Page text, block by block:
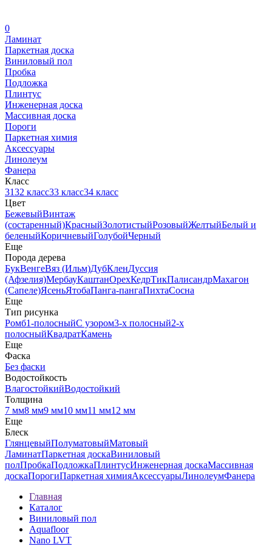
0
Ламинат
Паркетная доска
Виниловый пол
Пробка
Подложка
Плинтус
Инженерная доска
Массивная доска
Пороги
Паркетная химия
Аксессуары
Линолеум
Фанера
Класс
3132 класс33 класс34 класс
Цвет
БежевыйВинтаж
(состаренный)КрасныйЗолотистыйРозовыйЖелтыйБелый и
беленыйКоричневыйГолубойЧерный
Еще
Порода дерева
БукВенгеВяз (Ильм)ДубКленДуссия
(Афзелия)МербауКаштанОрехКедрТикПалисандрМахагон
(Сапеле)ЯсеньЯтобаПанга-пангаПихтаСосна
Еще
Тип рисунка
Ромб1-полосныйС узором3-х полосный2-х
полосныйКвадратКамень
Еще
Фаска
Без фаски
Водостойкость
ВлагостойкийВодостойкий
Толщина
7 мм8 мм9 мм10 мм11 мм12 мм
Еще
Блеск
ГлянцевыйПолуматовыйМатовый
ЛаминатПаркетная доскаВиниловый
полПробкаПодложкаПлинтусИнженерная доскаМассивная
доскаПорогиПаркетная химияАксессуарыЛинолеумФанера
Главная
Каталог
Виниловый пол
Aquafloor
Nano LVT